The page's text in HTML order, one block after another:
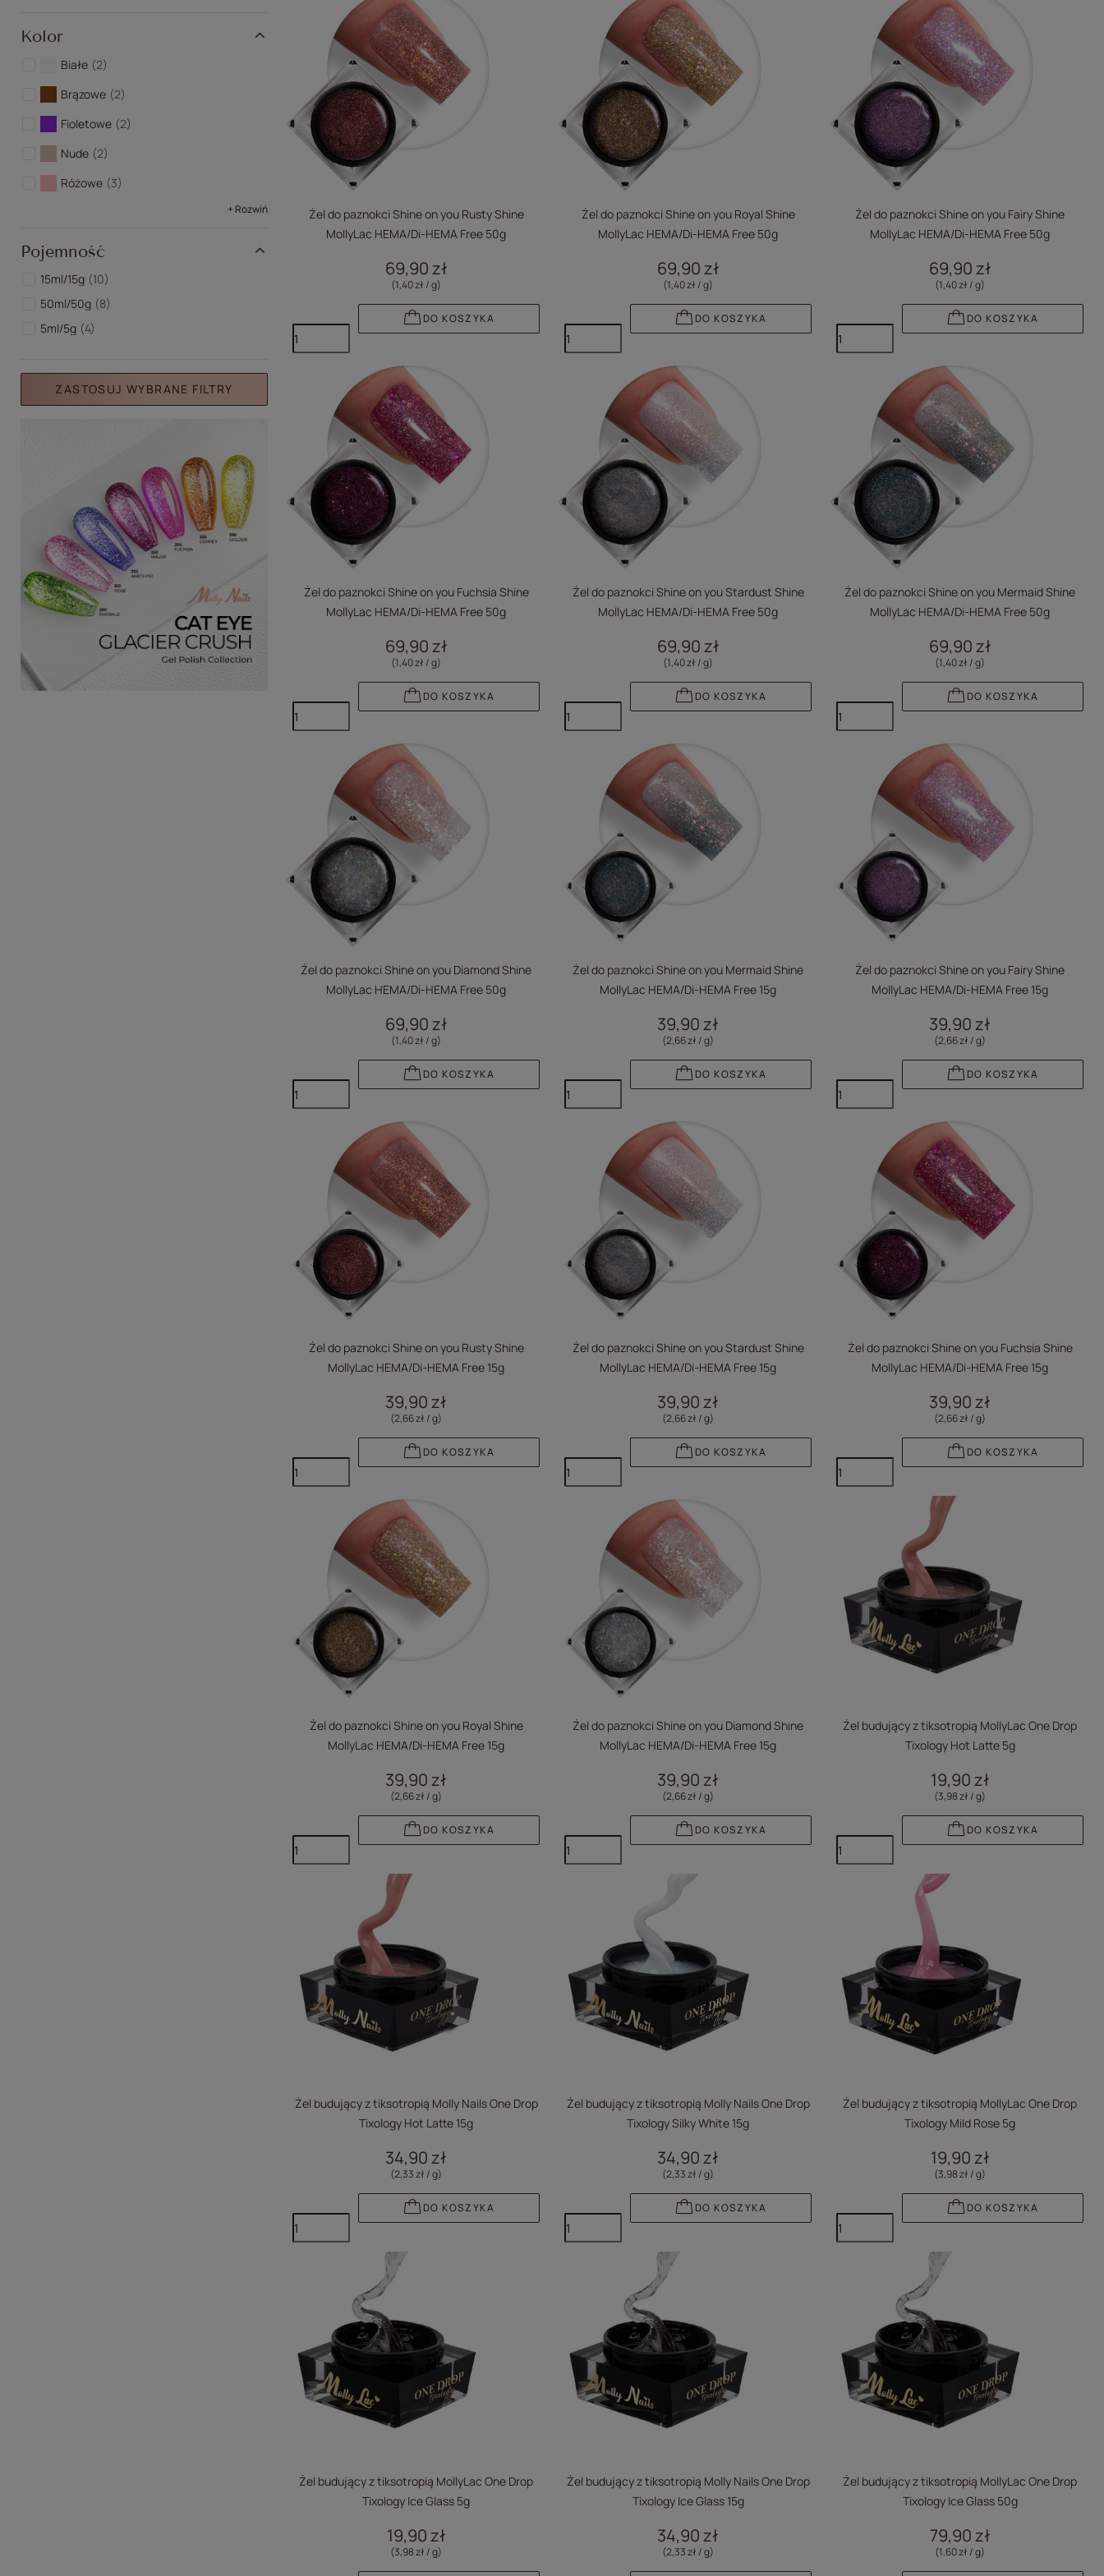
Kolor
Białe 2
Brązowe 2
Fioletowe 2
Nude 2
Różowe 3
+ Rozwiń
Pojemność
15ml/15g 10
50ml/50g 8
5ml/5g 4
ZASTOSUJ WYBRANE FILTRY
Żel do paznokci Shine on you Rusty Shine
MollyLac HEMA/Di-HEMA Free 50g
69,90 zł
(1,40 zł / g)
DO KOSZYKA
Żel do paznokci Shine on you Royal Shine
MollyLac HEMA/Di-HEMA Free 50g
69,90 zł
(1,40 zł / g)
DO KOSZYKA
Żel do paznokci Shine on you Fairy Shine
MollyLac HEMA/Di-HEMA Free 50g
69,90 zł
(1,40 zł / g)
DO KOSZYKA
Żel do paznokci Shine on you Fuchsia Shine
MollyLac HEMA/Di-HEMA Free 50g
69,90 zł
(1,40 zł / g)
DO KOSZYKA
Żel do paznokci Shine on you Stardust Shine
MollyLac HEMA/Di-HEMA Free 50g
69,90 zł
(1,40 zł / g)
DO KOSZYKA
Żel do paznokci Shine on you Mermaid Shine
MollyLac HEMA/Di-HEMA Free 50g
69,90 zł
(1,40 zł / g)
DO KOSZYKA
Żel do paznokci Shine on you Diamond Shine
MollyLac HEMA/Di-HEMA Free 50g
69,90 zł
(1,40 zł / g)
DO KOSZYKA
Żel do paznokci Shine on you Mermaid Shine
MollyLac HEMA/Di-HEMA Free 15g
39,90 zł
(2,66 zł / g)
DO KOSZYKA
Żel do paznokci Shine on you Fairy Shine
MollyLac HEMA/Di-HEMA Free 15g
39,90 zł
(2,66 zł / g)
DO KOSZYKA
Żel do paznokci Shine on you Rusty Shine
MollyLac HEMA/Di-HEMA Free 15g
39,90 zł
(2,66 zł / g)
DO KOSZYKA
Żel do paznokci Shine on you Stardust Shine
MollyLac HEMA/Di-HEMA Free 15g
39,90 zł
(2,66 zł / g)
DO KOSZYKA
Żel do paznokci Shine on you Fuchsia Shine
MollyLac HEMA/Di-HEMA Free 15g
39,90 zł
(2,66 zł / g)
DO KOSZYKA
Żel do paznokci Shine on you Royal Shine
MollyLac HEMA/Di-HEMA Free 15g
39,90 zł
(2,66 zł / g)
DO KOSZYKA
Żel do paznokci Shine on you Diamond Shine
MollyLac HEMA/Di-HEMA Free 15g
39,90 zł
(2,66 zł / g)
DO KOSZYKA
Żel budujący z tiksotropią MollyLac One Drop
Tixology Hot Latte 5g
19,90 zł
(3,98 zł / g)
DO KOSZYKA
Żel budujący z tiksotropią Molly Nails One Drop
Tixology Hot Latte 15g
34,90 zł
(2,33 zł / g)
DO KOSZYKA
Żel budujący z tiksotropią Molly Nails One Drop
Tixology Silky White 15g
34,90 zł
(2,33 zł / g)
DO KOSZYKA
Żel budujący z tiksotropią MollyLac One Drop
Tixology Mild Rose 5g
19,90 zł
(3,98 zł / g)
DO KOSZYKA
Żel budujący z tiksotropią MollyLac One Drop
Tixology Ice Glass 5g
19,90 zł
(3,98 zł / g)
Żel budujący z tiksotropią Molly Nails One Drop
Tixology Ice Glass 15g
34,90 zł
(2,33 zł / g)
Żel budujący z tiksotropią MollyLac One Drop
Tixology Ice Glass 50g
79,90 zł
(1,60 zł / g)